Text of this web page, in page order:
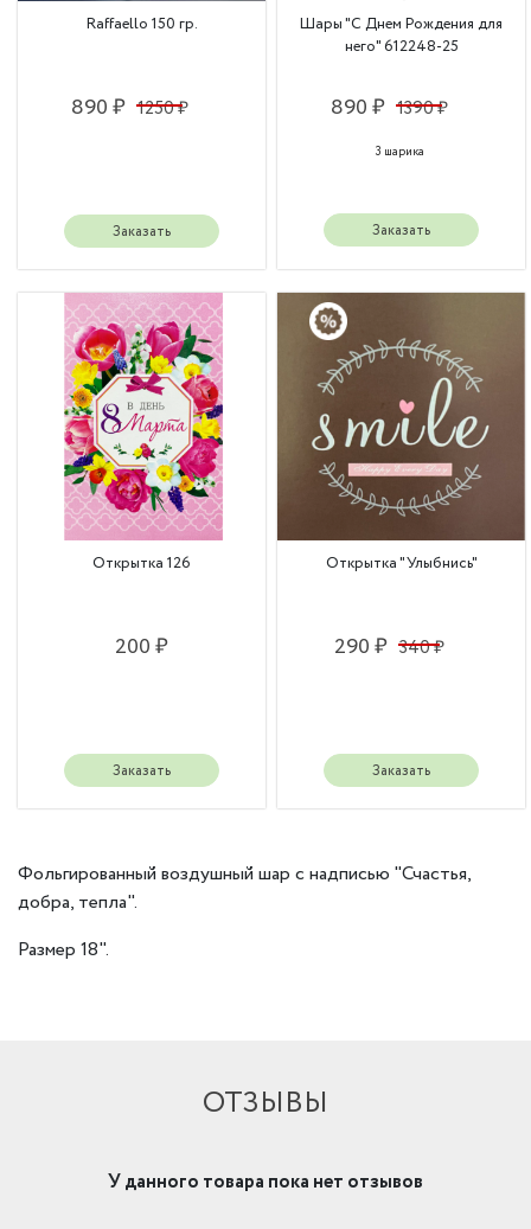
Raffaello 150 гр.
890 ₽ 1250 ₽
Заказать
Шары "С Днем Рождения для
него" 612248-25
890 ₽ 1390 ₽
3 шарика
Заказать
Открытка 126
200 ₽
Заказать
Открытка "Улыбнись"
290 ₽ 340 ₽
Заказать
Фольгированный воздушный шар с надписью "Счастья,
добра, тепла".
Размер 18".
ОТЗЫВЫ
У данного товара пока нет отзывов